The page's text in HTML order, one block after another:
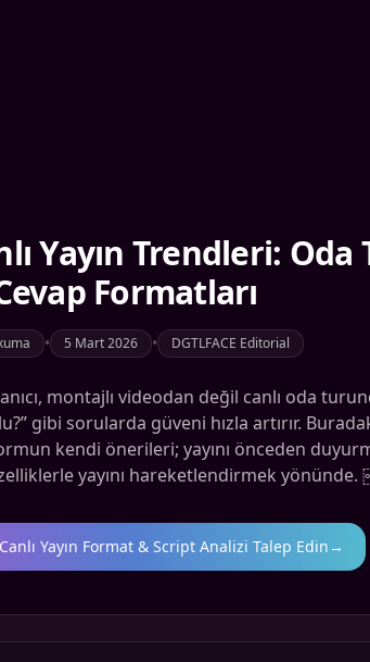
Yayın Trendleri: Oda
Formatları
• 5 Mart 2026 • DGTLFACE Editorial
montajlı videodan değil canlı oda
gibi sorularda güveni hızla artırır.
kendi önerileri; yayını önceden
yayını hareketlendirmek yönünde.
Yayın Format & Script Analizi Talep Edin→